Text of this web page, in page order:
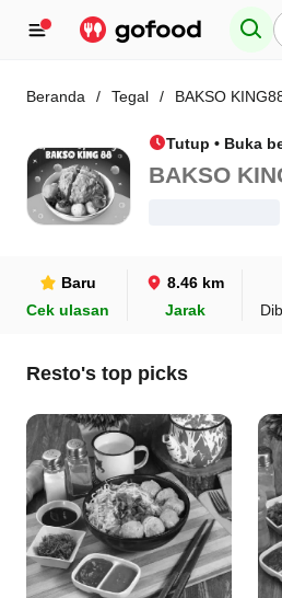
Beranda / Tegal / BAKSO
Tutup • Buka
Baru
Cek ulasan
8.46 km
Jarak
Resto's top picks